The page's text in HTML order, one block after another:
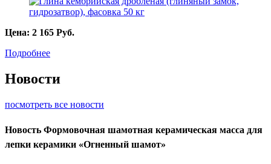
Цена: 2 165 Руб.
Подробнее
Новости
посмотреть все новости
Новость Формовочная шамотная керамическая масса для
лепки керамики «Огненный шамот»